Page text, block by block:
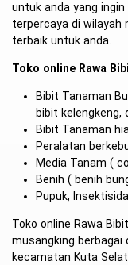
untuk anda yang
terpercaya di wilayah
terbaik untuk anda.
Toko online Rawa
Bibit Tanaman
bibit kelengkeng,
Bibit Tanaman
Peralatan
Media Tanam (
Benih ( benih
Pupuk,
Toko online Rawa
musangking berbagai
kecamatan Kuta